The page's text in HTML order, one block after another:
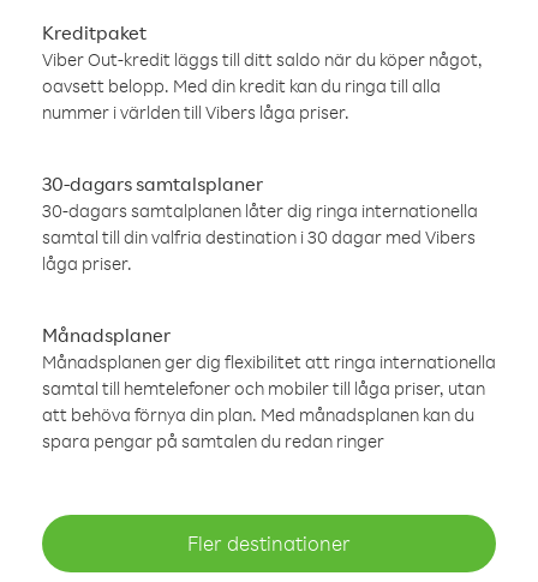
Kreditpaket
Viber Out-kredit läggs till ditt saldo när du köper något,
oavsett belopp. Med din kredit kan du ringa till alla
nummer i världen till Vibers låga priser.
30-dagars samtalsplaner
30-dagars samtalplanen låter dig ringa internationella
samtal till din valfria destination i 30 dagar med Vibers
låga priser.
Månadsplaner
Månadsplanen ger dig flexibilitet att ringa internationella
samtal till hemtelefoner och mobiler till låga priser, utan
att behöva förnya din plan. Med månadsplanen kan du
spara pengar på samtalen du redan ringer
Fler destinationer